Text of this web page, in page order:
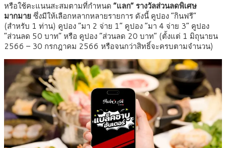
หรือใช้คะแนนสะสมตามที่กำหนด “แลก” รางวัลส่วนลดพิเศษ
มากมายซึ่งมีให้เลือกหลากหลายรายการ ดังนี้ คูปอง “กินฟรี”
(สำหรับ 1 ท่าน) คูปอง “มา 2 จ่าย 1” คูปอง “มา 4 จ่าย 3” คูปอง
“ส่วนลด 50 บาท” หรือ คูปอง “ส่วนลด 20 บาท” (ตั้งแต่ 1 มิถุนายน
2566 – 30 กรกฎาคม 2566 หรือจนกว่าสิทธิ์จะครบตามจำนวน)